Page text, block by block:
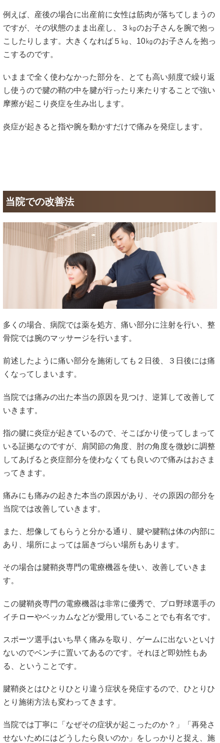
例えば、産後の場合に出産前に女性は筋肉が落ちてしまうの
ですが、その状態のまま出産し、３㎏のお子さんを腕で抱っ
こしたりします。大きくなれば５㎏、10㎏のお子さんを抱っ
こするのです。
いままで全く使わなかった部分を、とても高い頻度で繰り返
し使うので腱の鞘の中を腱が行ったり来たりすることで強い
摩擦が起こり炎症を生み出します。
炎症が起きると指や腕を動かすだけで痛みを発症します。
当院での改善法
多くの場合、病院では薬を処方、痛い部分に注射を行い、整
骨院では腕のマッサージを行います。
前述したように痛い部分を施術しても２日後、３日後には痛
くなってしまいます。
当院では痛みの出た本当の原因を見つけ、逆算して改善して
いきます。
指の腱に炎症が起きているので、そこばかり使ってしまって
いる証拠なのですが、肩関節の角度、肘の角度を微妙に調整
してあげると炎症部分を使わなくても良いので痛みはおさま
ってきます。
痛みにも痛みの起きた本当の原因があり、その原因の部分を
当院では改善していきます。
また、想像してもらうと分かる通り、腱や腱鞘は体の内部に
あり、場所によっては届きづらい場所もあります。
その場合は腱鞘炎専門の電療機器を使い、改善していきま
す。
この腱鞘炎専門の電療機器は非常に優秀で、プロ野球選手の
イチローやベッカムなどが愛用していることでも有名です。
スポーツ選手はいち早く痛みを取り、ゲームに出ないといけ
ないのでベンチに置いてあるのです。それほど即効性もあ
る、ということです。
腱鞘炎とはひとりひとり違う症状を発症するので、ひとりひ
とり施術方法も変わってきます。
当院では丁寧に「なぜその症状が起こったのか？」「再発さ
せないためにはどうしたら良いのか」をしっかりと捉え、施